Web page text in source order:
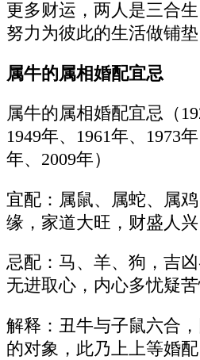
更多财运，两人是三合
努力为彼此的生活做铺垫
属牛的属相婚配宜忌
属牛的属相婚配宜忌（
1949年、1961年、1973
年、2009年）
宜配：属鼠、属蛇、属
缘，家道大旺，财盛人兴
忌配：马、羊、狗，吉
无进取心，内心多忧疑苦
解释：丑牛与子鼠六合
的对象，此乃上上等婚